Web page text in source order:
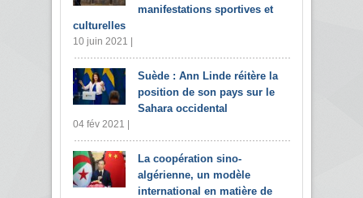
manifestations sportives et
culturelles
10 juin 2021 |
Suède : Ann Linde réitère la
position de son pays sur le
Sahara occidental
04 fév 2021 |
La coopération sino-
algérienne, un modèle
international en matière de